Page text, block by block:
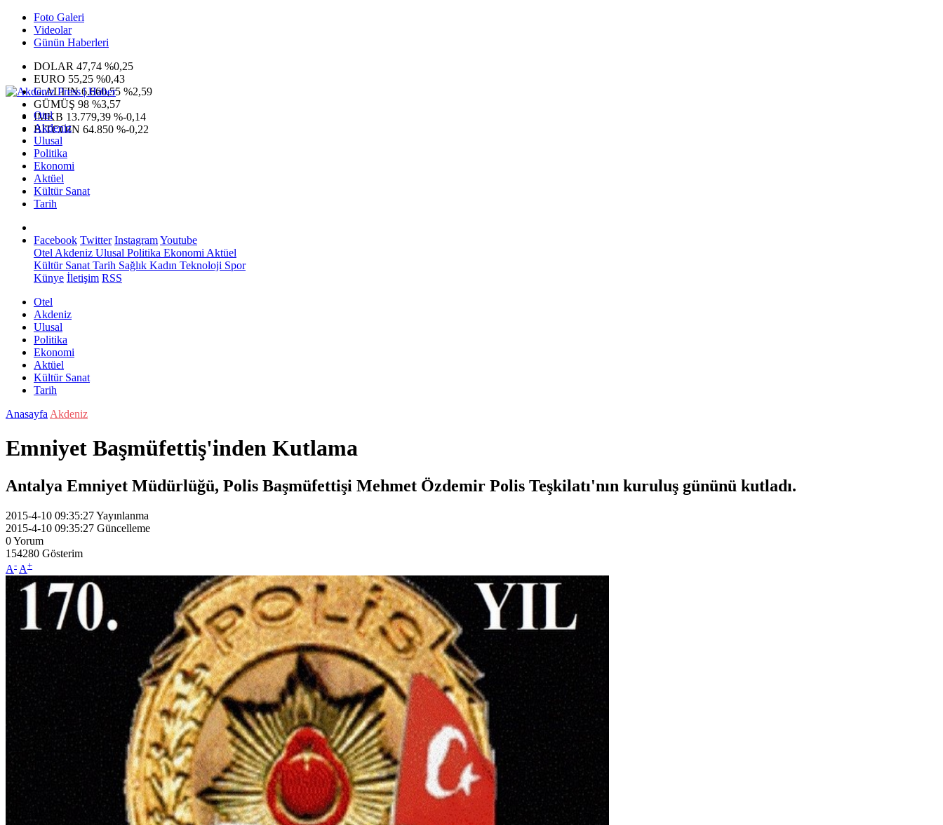
Foto Galeri
Videolar
Günün Haberleri
DOLAR 47,74 %0,25
EURO 55,25 %0,43
G.ALTIN6.660,55 %2,59
GÜMÜŞ 98 %3,57
IMKB 13.779,39 %-0,14
BITCOIN 64.850 %-0,22
Otel
Akdeniz
Ulusal
Politika
Ekonomi
Aktüel
Kültür Sanat
Tarih
Facebook Twitter InstagramYoutube
Otel Akdeniz Ulusal Politika Ekonomi Aktüel
Kültür Sanat Tarih Sağlık Kadın Teknoloji Spor
Künye İletişim RSS
Otel
Akdeniz
Ulusal
Politika
Ekonomi
Aktüel
Kültür Sanat
Tarih
Anasayfa Akdeniz
Emniyet Başmüfettiş'inden Kutlama
Antalya Emniyet Müdürlüğü, Polis Başmüfettişi Mehmet Özdemir Polis Teşkilatı'nın kuruluş gününü kutladı.
2015-4-10 09:35:27Yayınlanma
2015-4-10 09:35:27 Güncelleme
0Yorum
154280 Gösterim
A- A+